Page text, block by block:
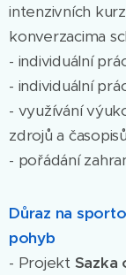
intenzivních
konverzacima
- individuální
- individuální
- využívání
zdrojů a
- pořádání
Důraz na
pohyb
- Projekt Sazka